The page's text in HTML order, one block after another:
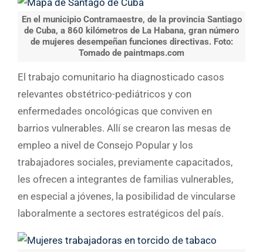
En el municipio Contramaestre, de la provincia Santiago
de Cuba, a 860 kilómetros de La Habana, gran número
de mujeres desempeñan funciones directivas. Foto:
Tomado de paintmaps.com
El trabajo comunitario ha diagnosticado casos
relevantes obstétrico-pediátricos y con
enfermedades oncológicas que conviven en
barrios vulnerables. Allí se crearon las mesas de
empleo a nivel de Consejo Popular y los
trabajadores sociales, previamente capacitados,
les ofrecen a integrantes de familias vulnerables,
en especial a jóvenes, la posibilidad de vincularse
laboralmente a sectores estratégicos del país.